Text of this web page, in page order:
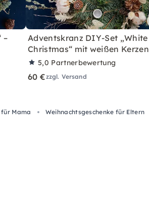
–
Adventskranz DIY-Set „White
Christmas“ mit weißen Kerzen
5,0 Partnerbewertung
60 €zzgl. Versand
Mama Weihnachtsgeschenke für Eltern